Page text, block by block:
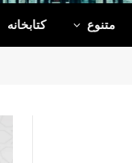
متنوع کتابخانه